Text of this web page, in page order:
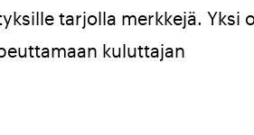
tarjolla merkkejä. Yksi
kuluttajan